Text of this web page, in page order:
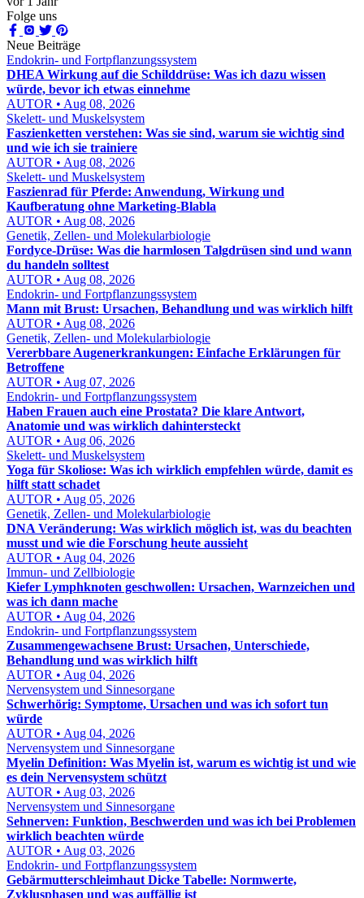
Folge uns
Neue Beiträge
Endokrin- und Fortpflanzungssystem
DHEA Wirkung auf die Schilddrüse: Was ich dazu wissen
würde, bevor ich etwas einnehme
AUTOR • Aug 08, 2026
Skelett- und Muskelsystem
Faszienketten verstehen: Was sie sind, warum sie wichtig sind
und wie ich sie trainiere
AUTOR • Aug 08, 2026
Skelett- und Muskelsystem
Faszienrad für Pferde: Anwendung, Wirkung und
Kaufberatung ohne Marketing-Blabla
AUTOR • Aug 08, 2026
Genetik, Zellen- und Molekularbiologie
Fordyce-Drüse: Was die harmlosen Talgdrüsen sind und wann
du handeln solltest
AUTOR • Aug 08, 2026
Endokrin- und Fortpflanzungssystem
Mann mit Brust: Ursachen, Behandlung und was wirklich hilft
AUTOR • Aug 08, 2026
Genetik, Zellen- und Molekularbiologie
Vererbbare Augenerkrankungen: Einfache Erklärungen für
Betroffene
AUTOR • Aug 07, 2026
Endokrin- und Fortpflanzungssystem
Haben Frauen auch eine Prostata? Die klare Antwort,
Anatomie und was wirklich dahintersteckt
AUTOR • Aug 06, 2026
Skelett- und Muskelsystem
Yoga für Skoliose: Was ich wirklich empfehlen würde, damit es
hilft statt schadet
AUTOR • Aug 05, 2026
Genetik, Zellen- und Molekularbiologie
DNA Veränderung: Was wirklich möglich ist, was du beachten
musst und wie die Forschung heute aussieht
AUTOR • Aug 04, 2026
Immun- und Zellbiologie
Kiefer Lymphknoten geschwollen: Ursachen, Warnzeichen und
was ich dann mache
AUTOR • Aug 04, 2026
Endokrin- und Fortpflanzungssystem
Zusammengewachsene Brust: Ursachen, Unterschiede,
Behandlung und was wirklich hilft
AUTOR • Aug 04, 2026
Nervensystem und Sinnesorgane
Schwerhörig: Symptome, Ursachen und was ich sofort tun
würde
AUTOR • Aug 04, 2026
Nervensystem und Sinnesorgane
Myelin Definition: Was Myelin ist, warum es wichtig ist und wie
es dein Nervensystem schützt
AUTOR • Aug 03, 2026
Nervensystem und Sinnesorgane
Sehnerven: Funktion, Beschwerden und was ich bei Problemen
wirklich beachten würde
AUTOR • Aug 03, 2026
Endokrin- und Fortpflanzungssystem
Gebärmutterschleimhaut Dicke Tabelle: Normwerte,
Zyklusphasen und was auffällig ist